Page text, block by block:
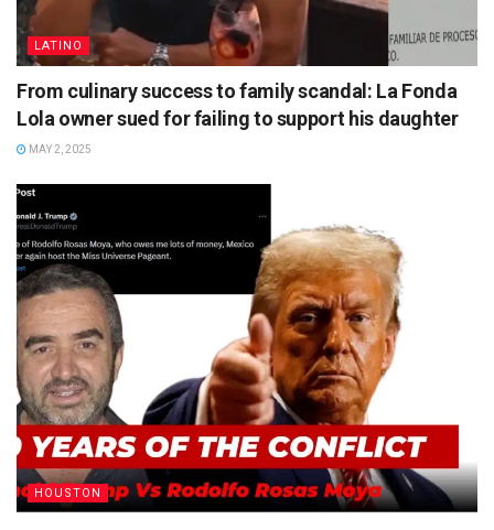
LATINO
From culinary success to family scandal: La Fonda
Lola owner sued for failing to support his daughter
MAY 2, 2025
HOUSTON